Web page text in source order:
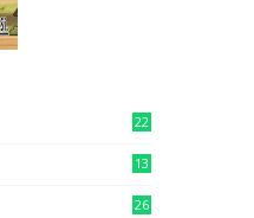
22
13
26